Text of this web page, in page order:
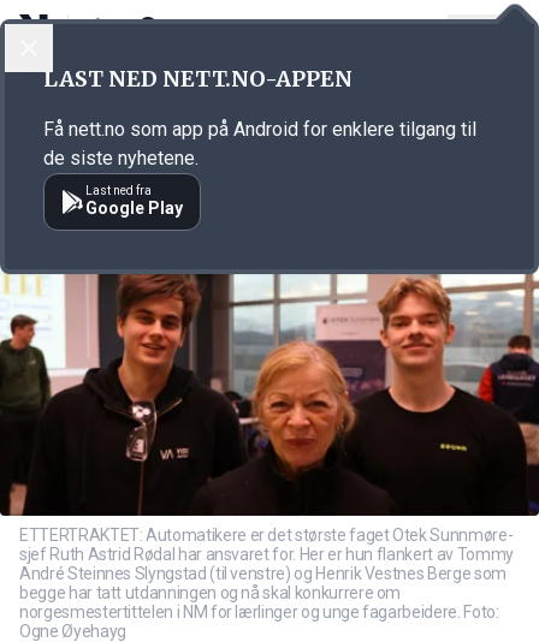
Annonsørinnhold
ETTERTRAKTET: Automatikere er det største faget Otek Sunnmøre-
sjef Ruth Astrid Rødal har ansvaret for. Her er hun flankert av Tommy
André Steinnes Slyngstad (til venstre) og Henrik Vestnes Berge som
begge har tatt utdanningen og nå skal konkurrere om
norgesmestertittelen i NM for lærlinger og unge fagarbeidere. Foto:
Ogne Øyehayg
LAST NED NETT.NO-APPEN
Få nett.no som app på Android for enklere tilgang til
de siste nyhetene.
Last ned fra
Google Play